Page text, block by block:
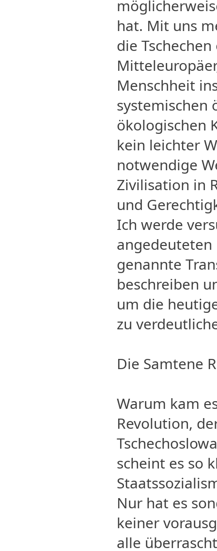
hat. Mit uns
die
Menschheit
systemischen
ökologischen
kein leichter
notwendige
Zivilisation in
und
Ich werde
angedeuteten
genannte
beschreiben
um die
zu
Die Samtene
Warum kam
Revolution,
scheint es so
Nur hat es
keiner
alle